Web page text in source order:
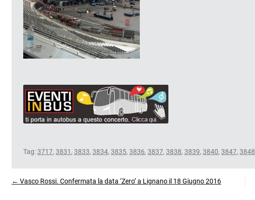
Tag:3717, 3831 , 3833, 3834, 3835, 3836, 3837, 3838, 3839, 3840, 3847, 3848
← Vasco Rossi. Confermata la data ‘Zero’ a Lignano il 18 Giugno 2016